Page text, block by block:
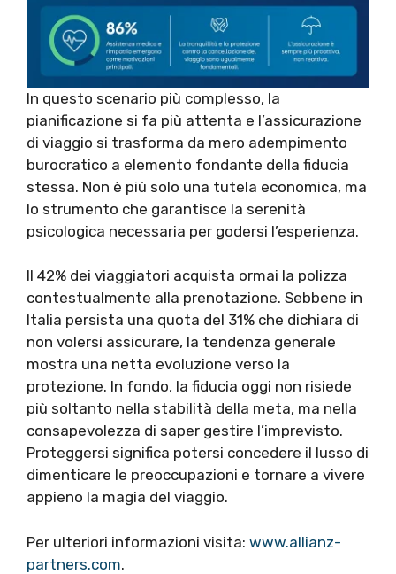
In questo scenario più complesso, la
pianificazione si fa più attenta e l’assicurazione
di viaggio si trasforma da mero adempimento
burocratico a elemento fondante della fiducia
stessa. Non è più solo una tutela economica, ma
lo strumento che garantisce la serenità
psicologica necessaria per godersi l’esperienza.
Il 42% dei viaggiatori acquista ormai la polizza
contestualmente alla prenotazione. Sebbene in
Italia persista una quota del 31% che dichiara di
non volersi assicurare, la tendenza generale
mostra una netta evoluzione verso la
protezione. In fondo, la fiducia oggi non risiede
più soltanto nella stabilità della meta, ma nella
consapevolezza di saper gestire l’imprevisto.
Proteggersi significa potersi concedere il lusso di
dimenticare le preoccupazioni e tornare a vivere
appieno la magia del viaggio.
Per ulteriori informazioni visita: www.allianz-
partners.com.